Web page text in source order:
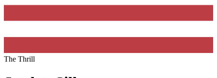
The Thrill